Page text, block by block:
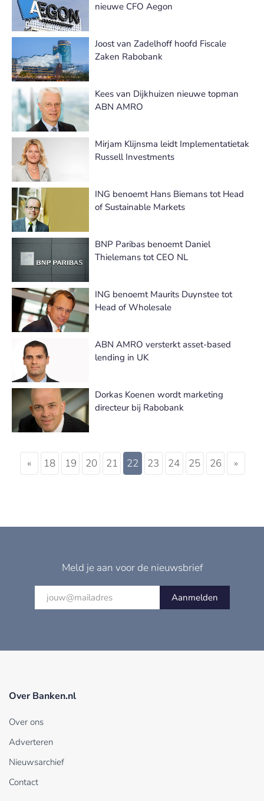
nieuwe CFO Aegon
Joost van Zadelhoff hoofd Fiscale
Zaken Rabobank
Kees van Dijkhuizen nieuwe topman
ABN AMRO
Mirjam Klijnsma leidt Implementatietak
Russell Investments
ING benoemt Hans Biemans tot Head
of Sustainable Markets
BNP Paribas benoemt Daniel
Thielemans tot CEO NL
ING benoemt Maurits Duynstee tot
Head of Wholesale
ABN AMRO versterkt asset-based
lending in UK
Dorkas Koenen wordt marketing
directeur bij Rabobank
« 18 19 20 21 22 23 24 25 26 »
Meld je aan voor de nieuwsbrief
Aanmelden
Over Banken.nl
Over ons
Adverteren
Nieuwsarchief
Contact